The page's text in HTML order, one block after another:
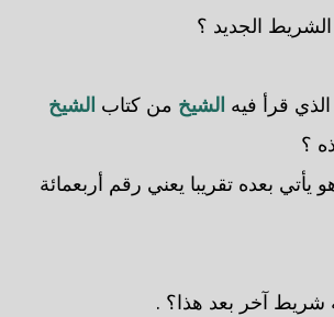
الجديد ؟
قرأ فيه الشيخ من كتاب الشيخ
؟
يأتي بعده تقريبا يعني رقم أربعمائة
شريط آخر بعد هذا؟ .